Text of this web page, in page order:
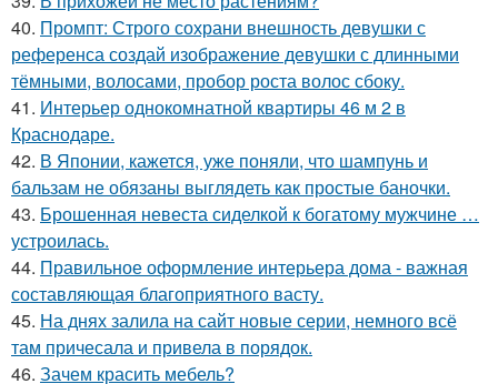
40. Промпт: Строго сохрани внешность девушки с
референса создай изображение девушки с длинными
тёмными, волосами, пробор роста волос сбоку.
41. Интерьер однокомнатной квартиры 46 м 2 в
Краснодаре.
42. В Японии, кажется, уже поняли, что шампунь и
бальзам не обязаны выглядеть как простые баночки.
43. Брошенная невеста сиделкой к богатому мужчине …
устроилась.
44. Правильное оформление интерьера дома - важная
составляющая благоприятного васту.
45. На днях залила на сайт новые серии, немного всё
там причесала и привела в порядок.
46. Зачем красить мебель?